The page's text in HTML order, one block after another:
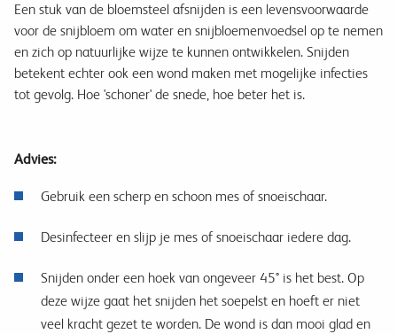
Een stuk van de bloemsteel afsnijden is een levensvoorwaarde
voor de snijbloem om water en snijbloemenvoedsel op te nemen
en zich op natuurlijke wijze te kunnen ontwikkelen. Snijden
betekent echter ook een wond maken met mogelijke infecties
tot gevolg. Hoe 'schoner' de snede, hoe beter het is.
Advies:
Gebruik een scherp en schoon mes of snoeischaar.
Desinfecteer en slijp je mes of snoeischaar iedere dag.
Snijden onder een hoek van ongeveer 45° is het best. Op
deze wijze gaat het snijden het soepelst en hoeft er niet
veel kracht gezet te worden. De wond is dan mooi glad en